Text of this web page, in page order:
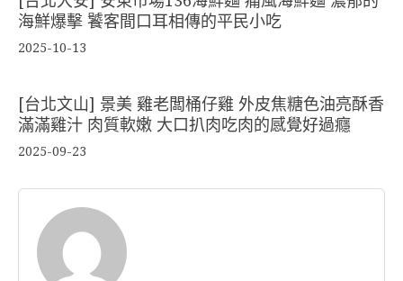
海鮮爆擊 饕客間口耳相傳的平民小吃
2025-10-13
[台北文山] 景美 雞老闆桶仔雞 外皮焦糖色油亮酥香
滿滿雞汁 肉質軟嫩 大口扒肉吃肉的感覺好過癮
2025-09-23